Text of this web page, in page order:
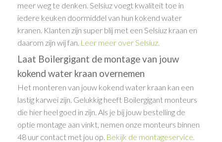
meer weg te denken. Selsiuz voegt kwaliteit toe in
iedere keuken doormiddel van hun kokend water
kranen. Klanten zijn super blij met een Selsiuz kraan en
daarom zijn wij fan. Leer meer over Selsiuz.
Laat Boilergigant de montage van jouw
kokend water kraan overnemen
Het monteren van jouw kokend water kraan kan een
lastig karwei zijn. Gelukkig heeft Boilergigant monteurs
die hier heel goed in zijn. Als je bij jouw bestelling de
optie montage aan vinkt, nemen onze monteurs binnen
48 uur contact met jou op. Bekijk de montageservice